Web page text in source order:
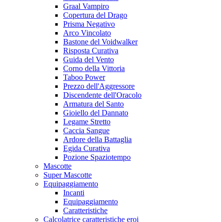
Graal Vampiro
Copertura del Drago
Prisma Negativo
Arco Vincolato
Bastone del Voidwalker
Risposta Curativa
Guida del Vento
Corno della Vittoria
Taboo Power
Prezzo dell'Aggressore
Discendente dell'Oracolo
Armatura del Santo
Gioiello del Dannato
Legame Stretto
Caccia Sangue
Ardore della Battaglia
Egida Curativa
Pozione Spaziotempo
Mascotte
Super Mascotte
Equipaggiamento
Incanti
Equipaggiamento
Caratteristiche
Calcolatrice caratteristiche eroi